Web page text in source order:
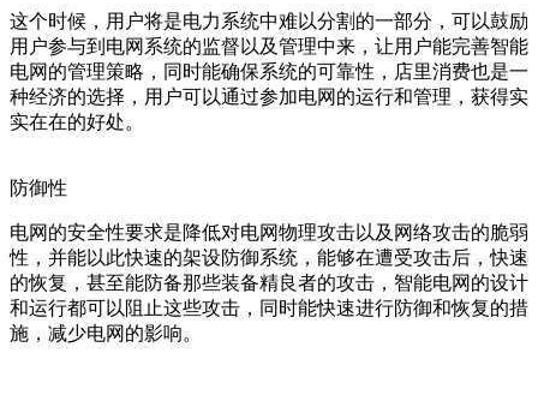
这个时候，用户将是电力系统中难以分割的一部分，可以鼓励
用户参与到电网系统的监督以及管理中来，让用户能完善智能
电网的管理策略，同时能确保系统的可靠性，店里消费也是一
种经济的选择，用户可以通过参加电网的运行和管理，获得实
实在在的好处。
防御性
电网的安全性要求是降低对电网物理攻击以及网络攻击的脆弱
性，并能以此快速的架设防御系统，能够在遭受攻击后，快速
的恢复，甚至能防备那些装备精良者的攻击，智能电网的设计
和运行都可以阻止这些攻击，同时能快速进行防御和恢复的措
施，减少电网的影响。